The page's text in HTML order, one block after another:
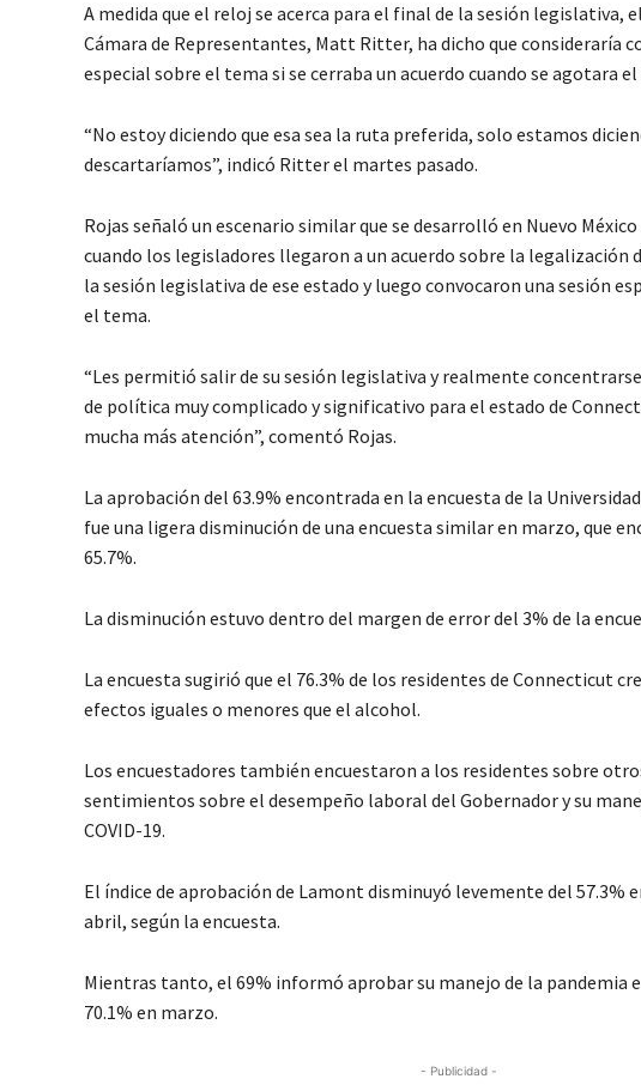
A medida que el reloj se acerca para el final de la sesión legislativa,
Cámara de Representantes, Matt Ritter, ha dicho que consideraría
especial sobre el tema si se cerraba un acuerdo cuando se agotara
“No estoy diciendo que esa sea la ruta preferida, solo estamos
descartaríamos”, indicó Ritter el martes pasado.
Rojas señaló un escenario similar que se desarrolló en Nuevo
cuando los legisladores llegaron a un acuerdo sobre la legalización
la sesión legislativa de ese estado y luego convocaron una sesión
el tema.
“Les permitió salir de su sesión legislativa y realmente
de política muy complicado y significativo para el estado de
mucha más atención”, comentó Rojas.
La aprobación del 63.9% encontrada en la encuesta de la
fue una ligera disminución de una encuesta similar en marzo, que
65.7%.
La disminución estuvo dentro del margen de error del 3% de la
La encuesta sugirió que el 76.3% de los residentes de Connecticut
efectos iguales o menores que el alcohol.
Los encuestadores también encuestaron a los residentes sobre
sentimientos sobre el desempeño laboral del Gobernador y su
COVID-19.
El índice de aprobación de Lamont disminuyó levemente del 57.3%
abril, según la encuesta.
Mientras tanto, el 69% informó aprobar su manejo de la pandemia
70.1% en marzo.
- Publicidad -